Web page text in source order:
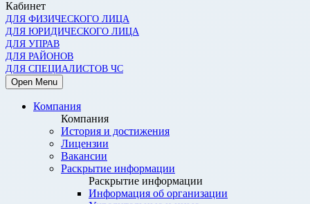
Кабинет
ДЛЯ ФИЗИЧЕСКОГО ЛИЦА
ДЛЯ ЮРИДИЧЕСКОГО ЛИЦА
ДЛЯ УПРАВ
ДЛЯ РАЙОНОВ
ДЛЯ СПЕЦИАЛИСТОВ ЧС
Open Menu
Компания
Компания
История и достижения
Лицензии
Вакансии
Раскрытие информации
Раскрытие информации
Информация об организации